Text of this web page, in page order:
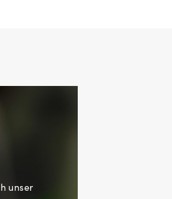
unser